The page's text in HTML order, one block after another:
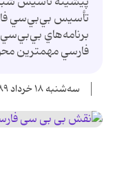
تأسيس بي‌بي‌سي
برنامه‌هاي
فارسي مهمترين
سه‌شنبه ۱۸ خرداد ۱۳۸۹ - ۰۰:۰۰